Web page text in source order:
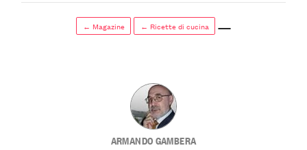
← Magazine ← Ricette di cucina
ARMANDO GAMBERA